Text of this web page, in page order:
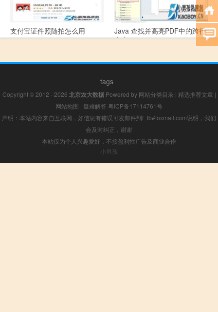
支付宝证件照随拍怎么用
Java 查找并高亮PDF中的跨行
文本
tags
Copyright © 2012 - 2026 北京农大数据Powered by 网站分类目录 | 精选推荐文章 |
网站地图 | 疑难解答 粤ICP备17114761号
声明：本站内容来自互联网，如信息有错误可发邮件到f_fb#foxmail.com说明，我们
会及时纠正，谢谢
本站仅为个人兴趣爱好，不接盈利性广告及商业合作
小男孩